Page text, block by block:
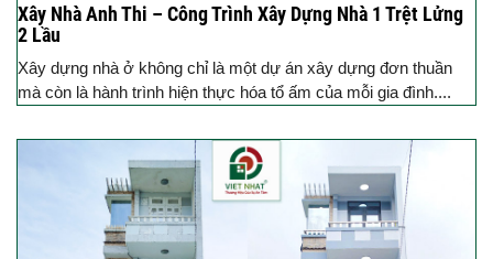
Xây Nhà Anh Thi – Công Trình Xây Dựng Nhà 1 Trệt Lửng
2 Lầu
Xây dựng nhà ở không chỉ là một dự án xây dựng đơn thuần
mà còn là hành trình hiện thực hóa tổ ấm của mỗi gia đình....